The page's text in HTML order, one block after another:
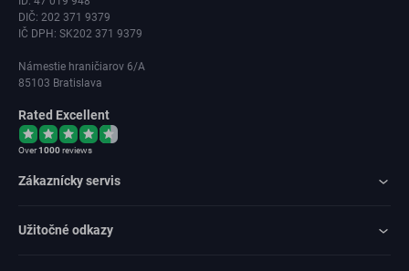
DIČ: 202 371 9379
IČ DPH: SK202 371 9379
Námestie hraničiarov 6/A
85103 Bratislava
Rated Excellent
Over1000reviews
Zákaznícky servis
Užitočné odkazy